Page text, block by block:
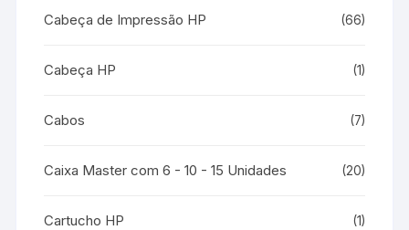
Cabeça de Impressão HP (66)
Cabeça HP (1)
Cabos (7)
Caixa Master com 6 - 10 - 15 Unidades (20)
Cartucho HP (1)